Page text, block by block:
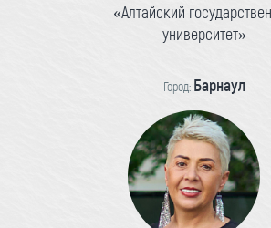
«Алтайский
университет»
Город: Барнаул